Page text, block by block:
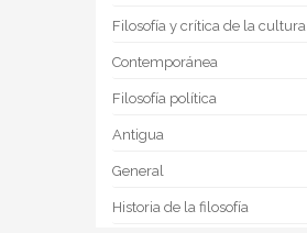
Filosofía y crítica de la cultura
Contemporánea
Filosofía política
Antigua
General
Historia de la filosofía